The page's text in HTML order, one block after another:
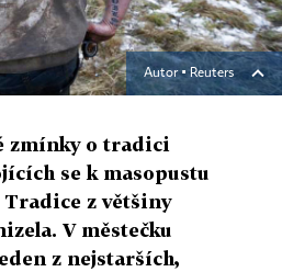
Autor ▪Reuters
zmínky o tradici
se k masopustu
Tradice z většiny
V městečku
z nejstarších,